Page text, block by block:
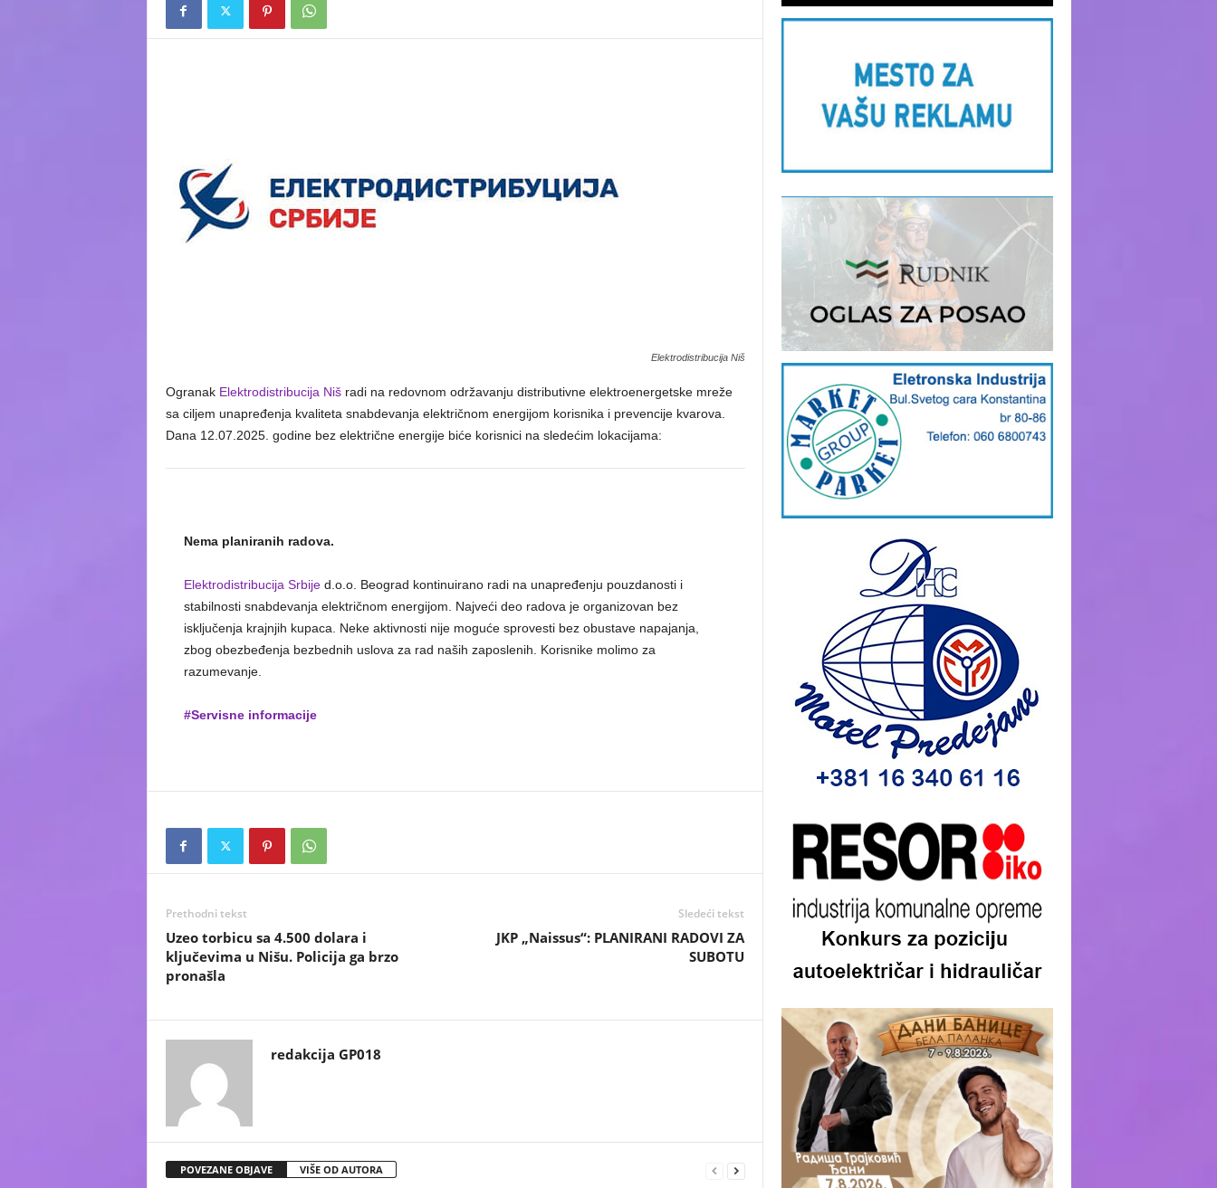
Elektrodistribucija Niš
Ogranak Elektrodistribucija Nišradi na redovnom održavanju distributivne elektroenergetske mreže
sa ciljem unapređenja kvaliteta snabdevanja električnom energijom korisnika i prevencije kvarova.
Dana 12.07.2025. godine bez električne energije biće korisnici na sledećim lokacijama:
Nema planiranih radova.
Elektrodistribucija Srbijed.o.o. Beograd kontinuirano radi na unapređenju pouzdanosti i
stabilnosti snabdevanja električnom energijom. Najveći deo radova je organizovan bez
isključenja krajnjih kupaca. Neke aktivnosti nije moguće sprovesti bez obustave napajanja,
zbog obezbeđenja bezbednih uslova za rad naših zaposlenih. Korisnike molimo za
razumevanje.
#Servisne informacije
Prethodni tekst
Uzeo torbicu sa 4.500 dolara i
ključevima u Nišu. Policija ga brzo
pronašla
Sledeći tekst
JKP „Naissus“: PLANIRANI RADOVI ZA
SUBOTU
redakcija GP018
POVEZANE OBJAVE VIŠE OD AUTORA